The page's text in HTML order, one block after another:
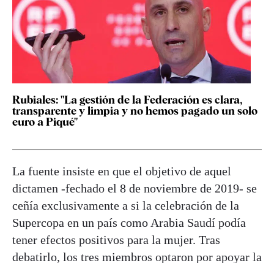
Rubiales: "La gestión de la Federación es clara,
transparente y limpia y no hemos pagado un solo
euro a Piqué"
La fuente insiste en que el objetivo de aquel
dictamen -fechado el 8 de noviembre de 2019- se
ceñía exclusivamente a si la celebración de la
Supercopa en un país como Arabia Saudí podía
tener efectos positivos para la mujer. Tras
debatirlo, los tres miembros optaron por apoyar la